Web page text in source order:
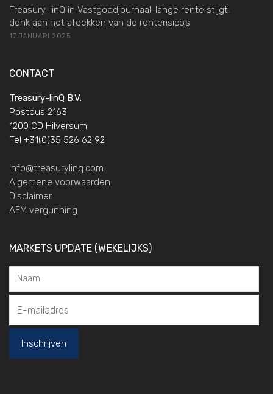
Treasury-linQ in Vastgoedjournaal: lange rente stijgt,
denk aan het afdekken van de renterisico’s
17 JANUARI 2025
CONTACT
Treasury-linQ B.V.
Postbus 2163
1200 CD Hilversum
Tel +31(0)35 526 62 92
info@treasurylinq.com
Algemene voorwaarden
Disclaimer
AFM vergunning
MARKETS UPDATE (WEKELIJKS)